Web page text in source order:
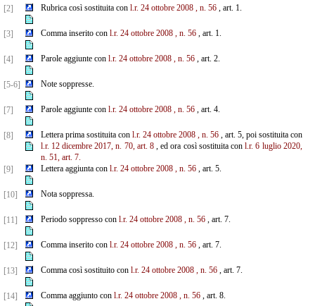
[2] Rubrica così sostituita con l.r. 24 ottobre 2008 , n. 56, art. 1.
[3] Comma inserito con l.r. 24 ottobre 2008 , n. 56, art. 1.
[4] Parole aggiunte con l.r. 24 ottobre 2008 , n. 56, art. 2.
[5-6] Note soppresse.
[7] Parole aggiunte con l.r. 24 ottobre 2008 , n. 56, art. 4.
[8] Lettera prima sostituita con l.r. 24 ottobre 2008 , n. 56, art. 5, poi sostituita con
l.r. 12 dicembre 2017, n. 70, art. 8, ed ora così sostituita conl.r. 6 luglio 2020,
n. 51, art. 7.
[9]
Lettera aggiunta con l.r. 24 ottobre 2008 , n. 56, art. 5.
[10] Nota soppressa.
[11] Periodo soppresso con l.r. 24 ottobre 2008 , n. 56, art. 7.
[12] Comma inserito con l.r. 24 ottobre 2008 , n. 56, art. 7.
[13] Comma così sostituito con l.r. 24 ottobre 2008 , n. 56, art. 7.
[14] Comma aggiunto con l.r. 24 ottobre 2008 , n. 56, art. 8.